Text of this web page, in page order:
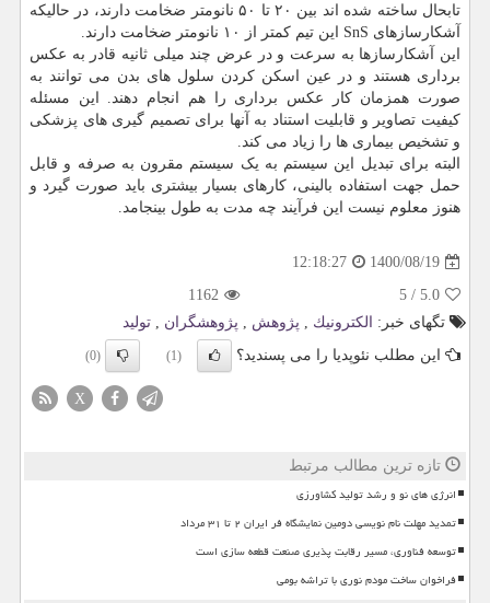
تابحال ساخته شده اند بین ۲۰ تا ۵۰ نانومتر ضخامت دارند، در حالیکه
آشکارسازهای SnS این تیم کمتر از ۱۰ نانومتر ضخامت دارند.
این آشکارسازها به سرعت و در عرض چند میلی ثانیه قادر به عکس
برداری هستند و در عین اسکن کردن سلول های بدن می توانند به
صورت همزمان کار عکس برداری را هم انجام دهند. این مسئله
کیفیت تصاویر و قابلیت استناد به آنها برای تصمیم گیری های پزشکی
و تشخیص بیماری ها را زیاد می کند.
البته برای تبدیل این سیستم به یک سیستم مقرون به صرفه و قابل
حمل جهت استفاده بالینی، کارهای بسیار بیشتری باید صورت گیرد و
هنوز معلوم نیست این فرآیند چه مدت به طول بینجامد.
1400/08/19
12:18:27
5.0
/
5
1162
تگهای خبر:
الكترونیك , پژوهش , پژوهشگران , تولید
این مطلب نئوپدیا را می پسندید؟
(1)
(0)
X
تازه ترین مطالب مرتبط
انرژی های نو و رشد تولید کشاورزی
تمدید مهلت نام نویسی دومین نمایشگاه فر ایران ۲ تا ۳۱ مرداد
توسعه فناوری، مسیر رقابت پذیری صنعت قطعه سازی است
فراخوان ساخت مودم نوری با تراشه بومی